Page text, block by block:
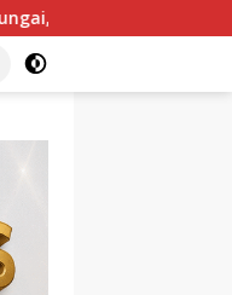
Alat Setrum